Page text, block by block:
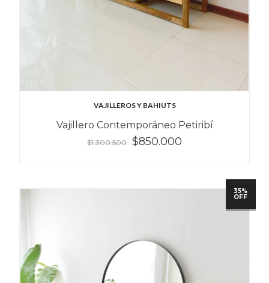
VAJILLEROS Y BAHIUTS
Vajillero Contemporáneo Petiribí
$1.300.500 $850.000
35%
OFF